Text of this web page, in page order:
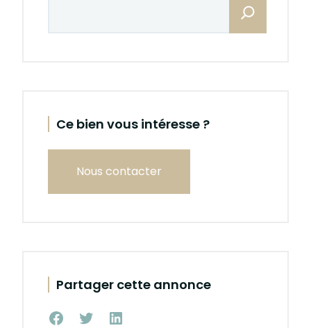
Ce bien vous intéresse ?
Nous contacter
Partager cette annonce
PartagerPartager